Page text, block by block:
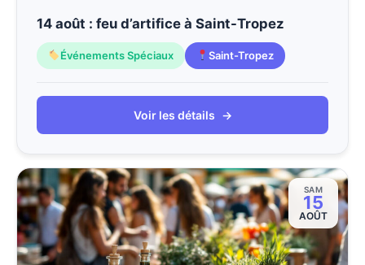
14 août : feu d’artifice à Saint-Tropez
Événements Spéciaux Saint-Tropez
Voir les détails →
SAM
15
AOÛT